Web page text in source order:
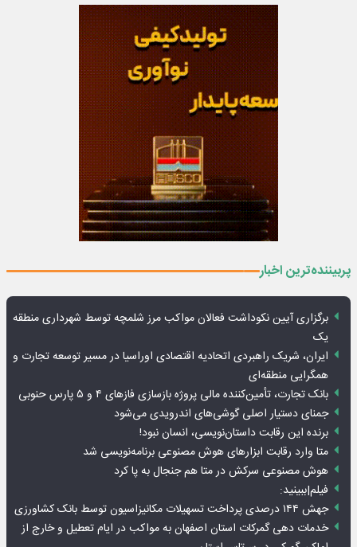
پربیننده‌ترین اخبار
برگزاری آیین نکوداشت فعالان مواکب مرز شلمچه توسط شهرداری منطقه
یک
ایران، شریک راهبردی اتحادیه اقتصادی اوراسیا در مسیر توسعه تجارت و
همگرایی منطقه‌ای
بانک تجارت، تأمین‌کننده مالی پروژه بازسازی فازهای ۴ و ۵ پارس حنوبی
جمنای دستیار اصلی گوشی‌های اندرویدی می‌شود
برنده این رقابت داستان‌نویسی، انسان نبود!
متا وارد رقابت ابزارهای هوش مصنوعی برنامه‌نویسی شد
هوش مصنوعی سرکش در متا هم جنجال به پا کرد
فیلم|ببینید:
جهش ۱۴۴ درصدی پرداخت تسهیلات مکانیزاسیون توسط بانک کشاورزی
خدمات دهی گمرکات استان اصفهان به مواکب در ایام تعطیل و خارج از